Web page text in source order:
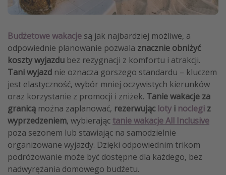
Najlepsze aplikacje podróżnicze
Budżetowe wakacje są jak najbardziej możliwe, a
odpowiednie planowanie pozwala znacznie obniżyć
koszty wyjazdu bez rezygnacji z komfortu i atrakcji.
Tani wyjazd nie oznacza gorszego standardu – kluczem
jest elastyczność, wybór mniej oczywistych kierunków
oraz korzystanie z promocji i zniżek. Tanie wakacje za
granicą można zaplanować, rezerwując loty i noclegi z
wyprzedzeniem, wybierająctanie wakacje All Inclusive
poza sezonem lub stawiając na samodzielnie
organizowane wyjazdy. Dzięki odpowiednim trikom
podróżowanie może być dostępne dla każdego, bez
nadwyrężania domowego budżetu.